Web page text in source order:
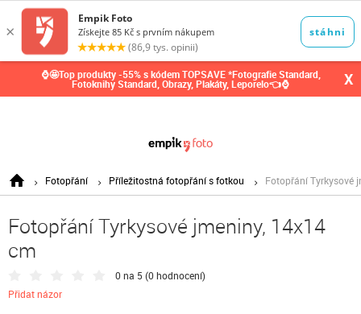
⌚🤩Top produkty -55% s kódem TOPSAVE *Fotografie Standard,
Fotoknihy Standard, Obrazy, Plakáty, Leporelo👈⌚ X
Fotopřání Příležitostná fotopřání s fotkou Fotopřání Tyrkysové
Fotopřání Tyrkysové jmeniny, 14x14
cm
0 na 5 (0 hodnocení)
Přidat názor